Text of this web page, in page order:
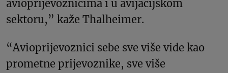
avioprijevoznicima i u avijacijskom
sektoru,” kaže Thalheimer.
“Avioprijevoznici sebe sve više vide kao
prometne prijevoznike, sve više